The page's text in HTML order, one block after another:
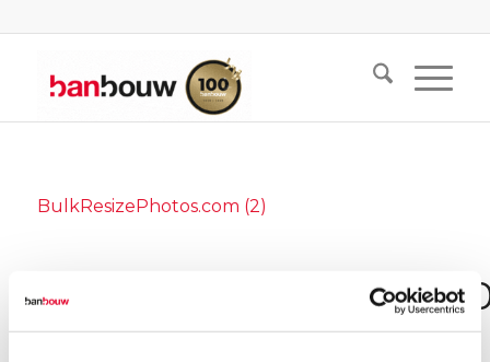
BulkResizePhotos.com (2)
(2)